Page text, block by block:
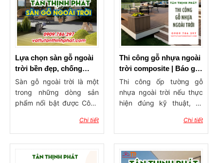
Lựa chọn sàn gỗ ngoài
trời bền đẹp, chống
thấm tại Bà Rịa – Vũng
Tàu
Sàn gỗ ngoài trời là một
trong những dòng sản
phẩm nổi bật được Công
phối tại thị trường Bà Rịa –
Vũng Tàu. Với thiết kế
hiện đại, chất liệu bền
chắc và khả năng chống
Chi tiết
Thi công gỗ nhựa ngoài
trời composite | Báo giá
thi công hoàn thiện
Thi công ốp tường gỗ
nhựa ngoài trời nếu thực
hiện đúng kỹ thuật, sẽ
tuổi thọ cũng như tính
thẩm mỹ cho công trình.
Vậy quy trình thi công chi
tiết như thế nào? Cần lưu
Chi tiết